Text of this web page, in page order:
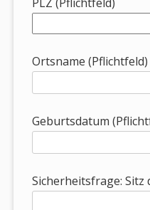
Ortsname (Pflichtfeld)
Geburtsdatum
Sicherheitsfrage:Sitz